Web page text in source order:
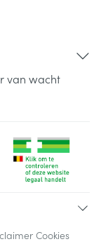
van wacht
Cookies